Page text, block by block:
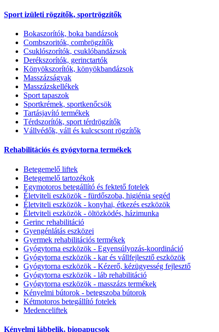
Sport izületi rögzítők, sportrögzítők
Bokaszorítók, boka bandázsok
Combszoritók, combrögzítők
Csuklószorítók, csuklóbandázsok
Derékszorítók, gerinctartók
Könyökszorítók, könyökbandázsok
Masszázságyak
Masszázskellékek
Sport tapaszok
Sportkrémek, sportkenőcsök
Tartásjavító termékek
Térdszorítók, sport térdrögzítők
Vállvédők, váll és kulcscsont rögzítők
Rehabilitációs és gyógytorna termékek
Betegemelő liftek
Betegemelő tartozékok
Egymotoros betegállító és fektető fotelek
Életviteli eszközök - fürdőszoba, higiénia segéd
Életviteli eszközök - konyhai, étkezés eszközök
Életviteli eszközök - öltözködés, házimunka
Gerinc rehabilitáció
Gyengénlátás eszközei
Gyermek rehabilitációs termékek
Gyógytorna eszközök - Egyensúlyozás-koordináció
Gyógytorna eszközök - kar és vállfejlesztő eszközök
Gyógytorna eszközök - Kézerő, kézügyesség fejlesztő
Gyógytorna eszközök - láb rehabilitáció
Gyógytorna eszközök - masszázs termékek
Kényelmi bútorok - betegszoba bútorok
Kétmotoros betegállító fotelek
Medenceliftek
Kényelmi lábbelik, biopapucsok